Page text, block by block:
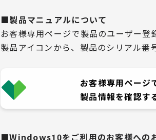
■製品マニュアルについて
お客様専用ページで製品のユーザー
製品アイコンから、製品のシリアル番
お客様専用ページ
製品情報を確認す
■Windows10をご利用のお客様への